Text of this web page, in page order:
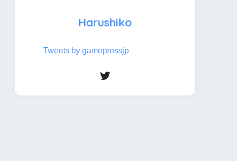
Harushiko
Tweets by gamepressjp